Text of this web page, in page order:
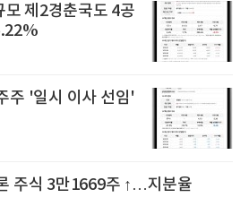
제2경춘국도 4공
주 '일시 이사 선임'
3만1669주 ↑…지분율